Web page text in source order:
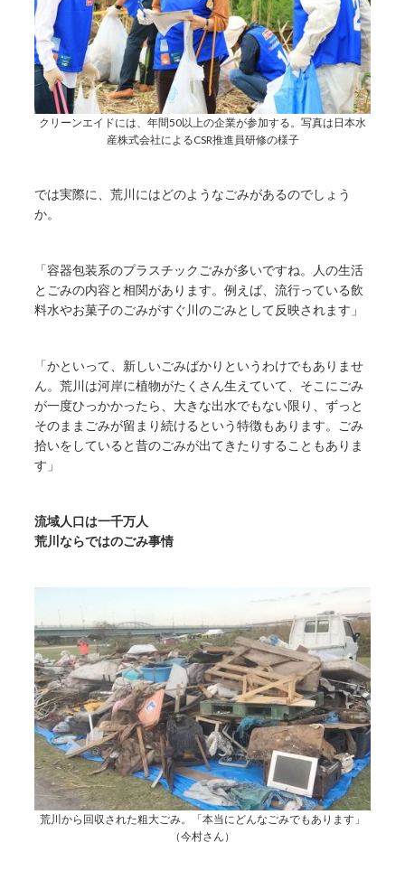
クリーンエイドには、年間50以上の企業が参加する。写真は日本水
産株式会社によるCSR推進員研修の様子
では実際に、荒川にはどのようなごみがあるのでしょう
か。
「容器包装系のプラスチックごみが多いですね。人の生活
とごみの内容と相関があります。例えば、流行っている飲
料水やお菓子のごみがすぐ川のごみとして反映されます」
「かといって、新しいごみばかりというわけでもありませ
ん。荒川は河岸に植物がたくさん生えていて、そこにごみ
が一度ひっかかったら、大きな出水でもない限り、ずっと
そのままごみが留まり続けるという特徴もあります。ごみ
拾いをしていると昔のごみが出てきたりすることもありま
す」
流域人口は一千万人
荒川ならではのごみ事情
荒川から回収された粗大ごみ。「本当にどんなごみでもあります」
（今村さん）